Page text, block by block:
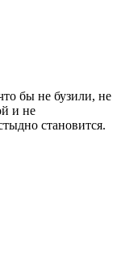
бы не бузили, не
и не
становится.